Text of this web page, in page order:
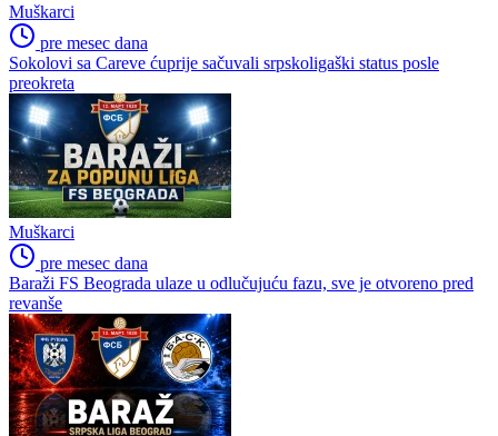
Muškarci
pre mesec dana
Sokolovi sa Careve ćuprije sačuvali srpskoligaški status posle
preokreta
Muškarci
pre mesec dana
Baraži FS Beograda ulaze u odlučujuću fazu, sve je otvoreno pred
revanše